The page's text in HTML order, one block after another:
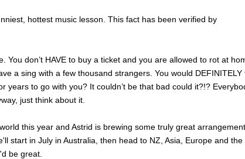
hottest music lesson. This fact has been verified by
don’t HAVE to buy a ticket and you are allowed to rot at
a sing with a few thousand strangers. You would DEFINITELY
years to go with you? It couldn’t be that bad could it?!?
just think about it.
this year and Astrid is brewing some truly great
start in July in Australia, then head to NZ, Asia, Europe and the
be great.